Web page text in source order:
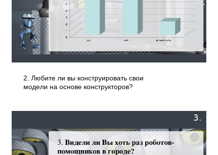
2. Любите ли вы конструировать свои
модели на основе конструкторов?